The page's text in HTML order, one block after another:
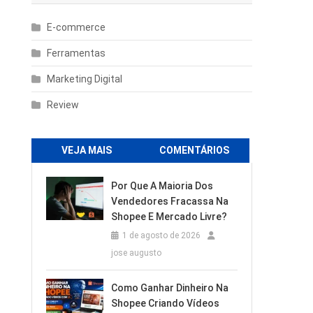
E-commerce
Ferramentas
Marketing Digital
Review
VEJA MAIS COMENTÁRIOS
Por Que A Maioria Dos
Vendedores Fracassa Na
Shopee E Mercado Livre?
1 de agosto de 2026
jose augusto
Como Ganhar Dinheiro Na
Shopee Criando Vídeos